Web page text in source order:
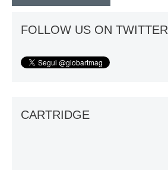
FOLLOW US ON TWITTER
CARTRIDGE